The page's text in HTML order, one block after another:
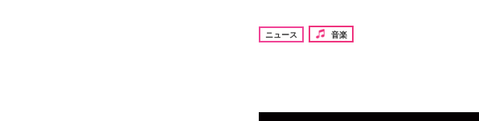
ニュース 音楽